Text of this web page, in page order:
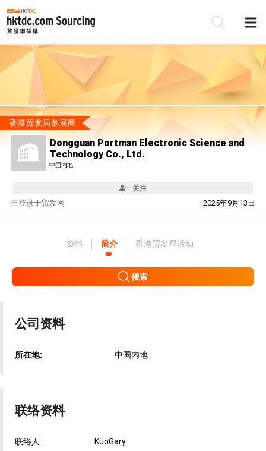
香港贸发局参展商
Dongguan Portman Electronic Science and
Technology Co., Ltd.
中国内地
关注
自 2025年9月13日
登录于贸发网
资料 简介 香港贸发局活动
搜索
公司资料
所在地: 中国内地
联络资料
联络人: KuoGary